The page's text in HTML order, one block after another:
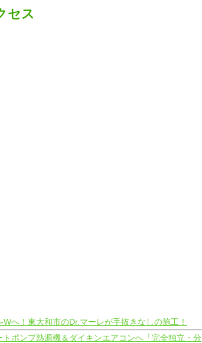
セス
へ！東大和市のDr.マーレが手抜きなしの施工！
ポンプ熱源機＆ダイキンエアコンへ「完全独立・分